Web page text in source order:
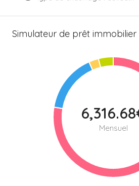
Simulateur de prêt immobilier
Mensuel